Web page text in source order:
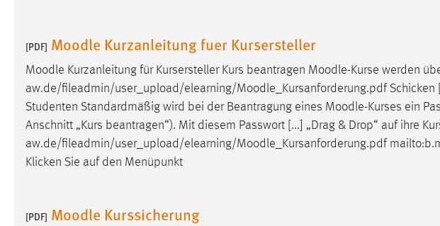
[PDF] Moodle Kurzanleitung fuer Kursersteller
Moodle Kurzanleitung für Kursersteller Kurs beantragen Moodle-Kurse werden
aw.de/fileadmin/user_upload/elearning/Moodle _Kursanforderung.pdf
Studenten Standardmäßig wird bei der Beantragung eines Moodle-Kurses ein
Anschnitt „Kurs beantragen“). Mit diesem Passwort [...] „Drag & Drop“ auf ihre
aw.de/fileadmin/user_upload/elearning/Moodle _Kursanforderung.pdf
Klicken Sie auf den Menüpunkt
[PDF] Moodle Kurssicherung
Matomo
Name: _pk_ref, _pk_cvar, _pk_id, _pk_ses
Zweck: Zugriffsstatistik
Cookie Laufzeit: Max. 13 Monate
verwendet, um personalisierte Werbung anzuzeigen.